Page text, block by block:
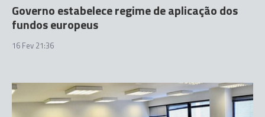
Governo estabelece regime de aplicação dos
fundos europeus
16 Fev 21:36